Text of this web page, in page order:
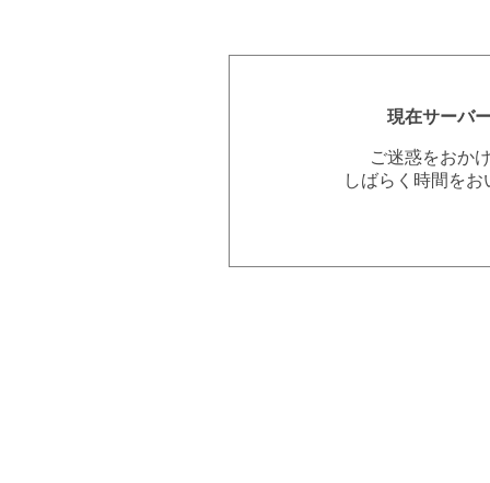
現在サーバ
ご迷惑をおか
しばらく時間を